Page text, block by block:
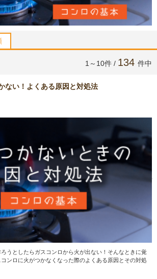
1～10件 / 134 件中
ない！よくある原因と対処法
うとしたらガスコンロから火が出ない！そんなときに覚
ンロに火がつかなくなった際のよくある原因とその対処